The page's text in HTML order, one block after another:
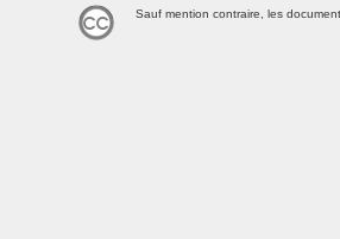
Sauf mention contraire, les